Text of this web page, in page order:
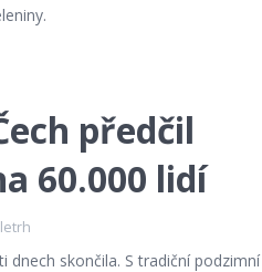
předčil
60.000 lidí
dnech skončila. S tradiční podzimní